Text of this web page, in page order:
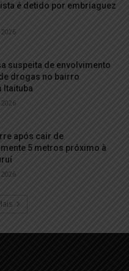
é detido por embriaguez
suspeita de envolvimento
drogas no bairro
Itaituba
após cair de
5 metros próximo à